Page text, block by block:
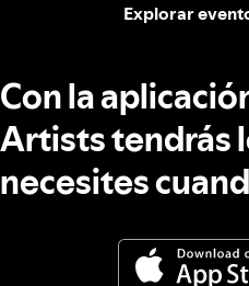
Explorar
Con la
Artists tendrás
necesites